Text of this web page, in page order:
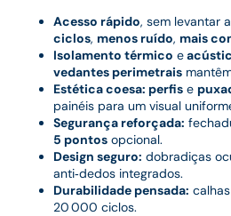
Acesso rápido, sem levantar
ciclos, menos ruído, mais
Isolamento térmico e
vedantes perimetrais
Estética coesa: perfis e
painéis para um visual
Segurança reforçada:
5 pontos opcional.
Design seguro: dobradiças
anti‑dedos integrados.
Durabilidade pensada:
20 000 ciclos.